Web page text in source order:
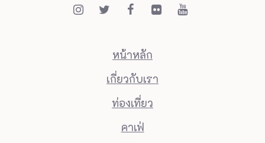
หน้าหลัก
เกี่ยวกับเรา
ท่องเที่ยว
คาเฟ่